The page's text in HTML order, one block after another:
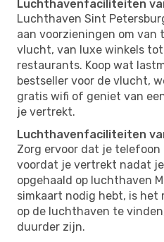
Luchthavenfaciliteiten
Luchthaven Sint
aan voorzieningen om van
vlucht, van luxe winkels
restaurants. Koop wat
bestseller voor de vlucht,
gratis wifi of geniet van
je vertrekt.
Luchthavenfaciliteiten
Zorg ervoor dat je
voordat je vertrekt nadat
opgehaald op luchthaven
simkaart nodig hebt, is het
op de luchthaven te
duurder zijn.